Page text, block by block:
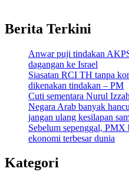
Berita Terkini
Anwar puji tindakan
dagangan ke Israel
Siasatan RCI TH tanpa
dikenakan tindakan – PM
Cuti sementara Nurul
Negara Arab banyak
jangan ulang kesilapan
Sebelum sepenggal,
ekonomi terbesar dunia
Kategori